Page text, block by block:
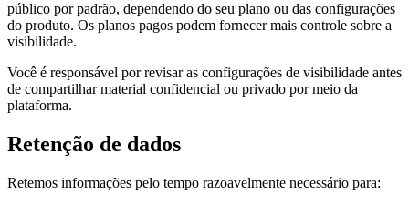
público por padrão, dependendo do seu plano ou das configurações
do produto. Os planos pagos podem fornecer mais controle sobre a
visibilidade.
Você é responsável por revisar as configurações de visibilidade antes
de compartilhar material confidencial ou privado por meio da
plataforma.
Retenção de dados
Retemos informações pelo tempo razoavelmente necessário para: